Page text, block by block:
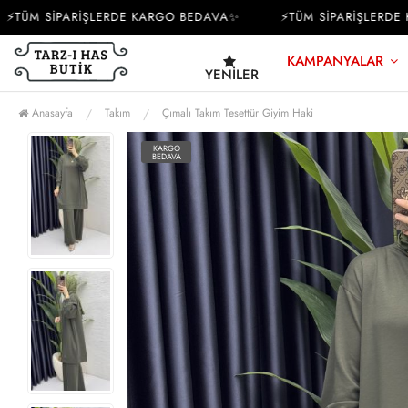
SİPARİŞLERDE KARGO BEDAVA✨ ⚡TÜM SİPARİŞLERDE
YENILER
KAMPANYALAR
Anasayfa Takım Çımalı Takım Tesettür Giyim Haki
KARGO
BEDAVA